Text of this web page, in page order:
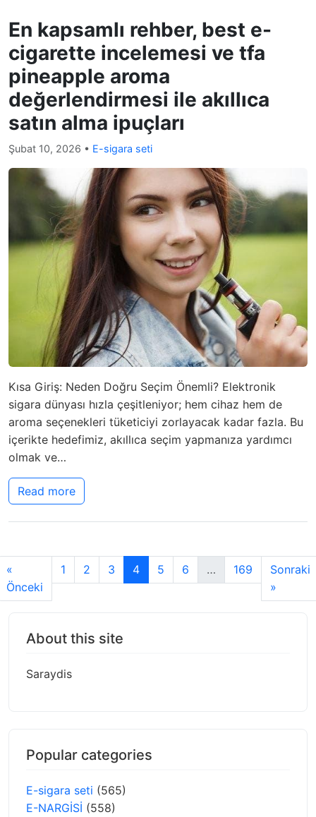
En kapsamlı rehber, best e-
cigarette incelemesi ve tfa
pineapple aroma
değerlendirmesi ile akıllıca
satın alma ipuçları
Şubat 10, 2026 • E-sigara seti
Kısa Giriş: Neden Doğru Seçim Önemli? Elektronik
sigara dünyası hızla çeşitleniyor; hem cihaz hem de
aroma seçenekleri tüketiciyi zorlayacak kadar fazla. Bu
içerikte hedefimiz, akıllıca seçim yapmanıza yardımcı
olmak ve…
Read more
«
Önceki
1 2 3 4 5 6 … 169
Sonraki
»
About this site
Saraydis
Popular categories
E-sigara seti (565)
E-NARGİSİ (558)